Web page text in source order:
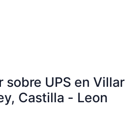
sobre UPS en Villar
Castilla - Leon